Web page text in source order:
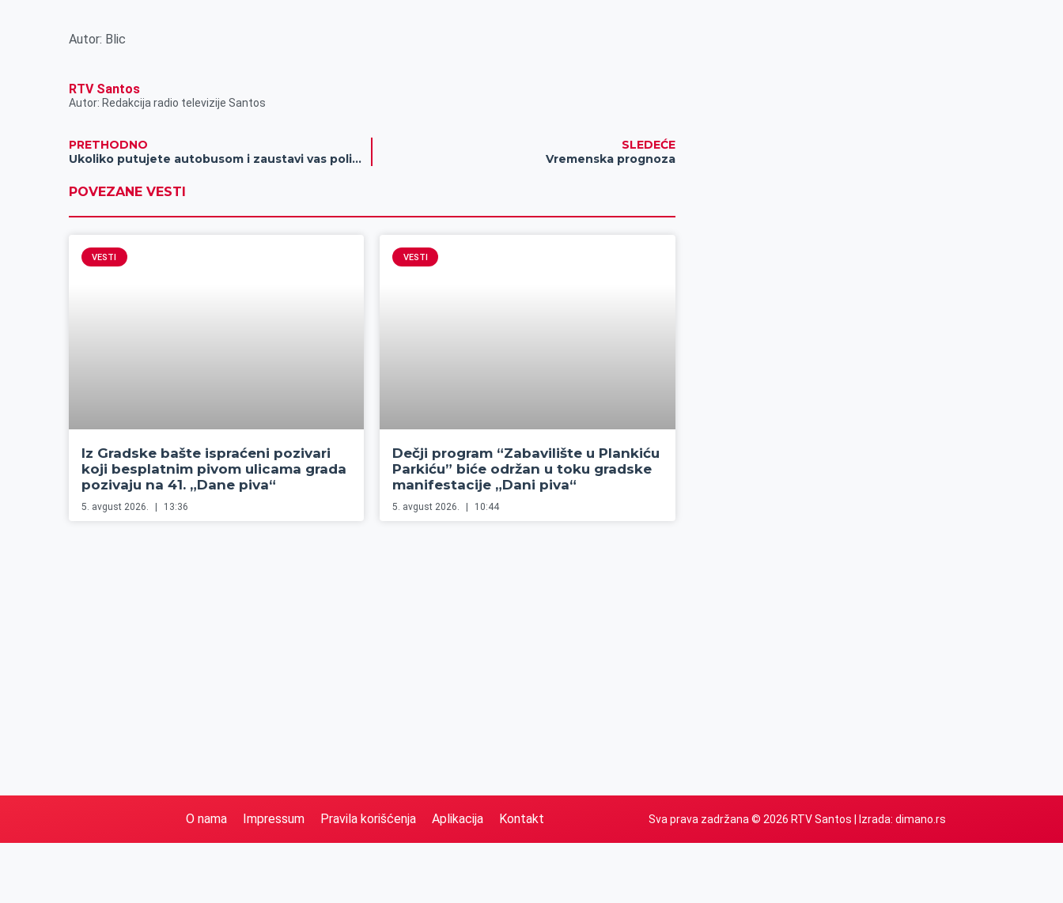
Autor: Blic
RTV Santos
Autor: Redakcija radio televizije Santos
PRETHODNO
Ukoliko putujete autobusom i zaustavi vas policija, ovo treba da znate!
SLEDEĆE
Vremenska prognoza
POVEZANE VESTI
VESTI
Iz Gradske bašte ispraćeni pozivari
koji besplatnim pivom ulicama grada
pozivaju na 41. „Dane piva“
5. avgust 2026. 13:36
VESTI
Dečji program “Zabavilište u Plankiću
Parkiću” biće održan u toku gradske
manifestacije „Dani piva“
5. avgust 2026. 10:44
O nama Impressum Pravila korišćenja Aplikacija Kontakt Sva prava zadržana © 2026 RTV Santos | Izrada: dimano.rs